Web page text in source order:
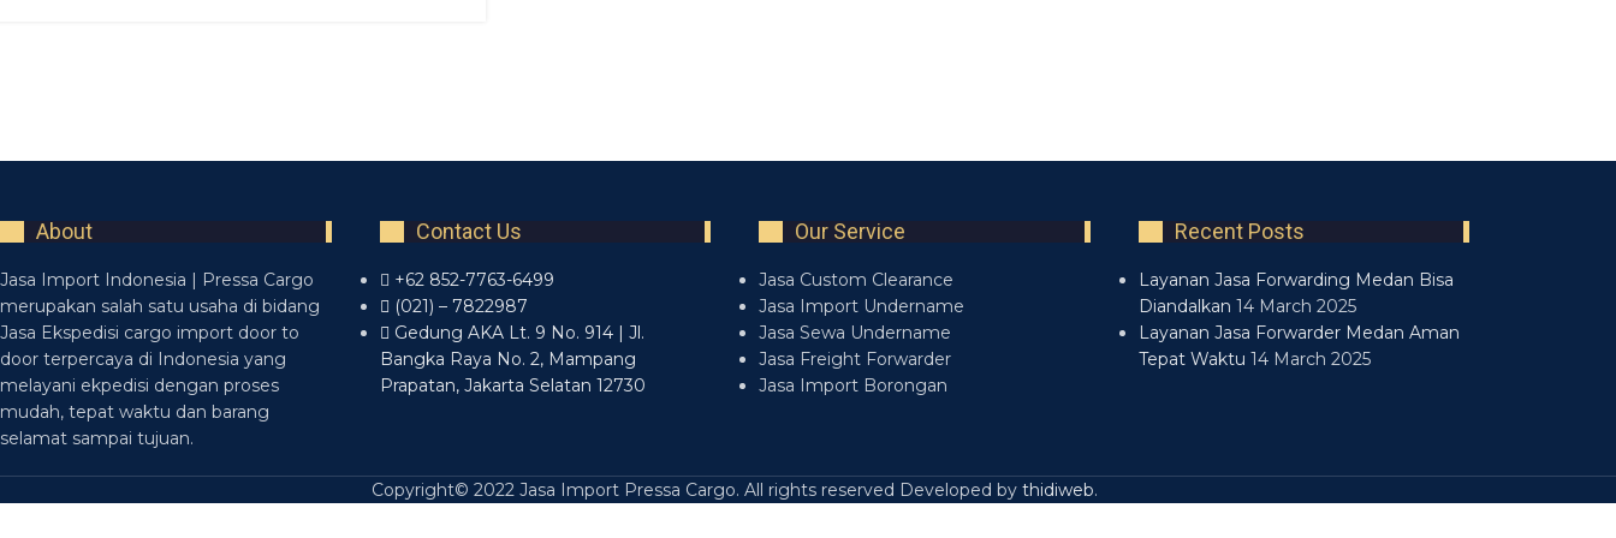
About
Jasa Import Indonesia | Pressa Cargo
merupakan salah satu usaha di bidang
Jasa Ekspedisi cargo import door to
door terpercaya di Indonesia yang
melayani ekpedisi dengan proses
mudah, tepat waktu dan barang
selamat sampai tujuan.
Contact Us
+62 852-7763-6499
(021) – 7822987
Gedung AKA Lt. 9 No. 914 | Jl.
Bangka Raya No. 2, Mampang
Prapatan, Jakarta Selatan 12730
Our Service
Jasa Custom Clearance
Jasa Import Undername
Jasa Sewa Undername
Jasa Freight Forwarder
Jasa Import Borongan
Recent Posts
Layanan Jasa Forwarding Medan Bisa
Diandalkan 14 March 2025
Layanan Jasa Forwarder Medan Aman
Tepat Waktu 14 March 2025
Copyright© 2022 Jasa Import Pressa Cargo. All rights reserved Developed by thidiweb.